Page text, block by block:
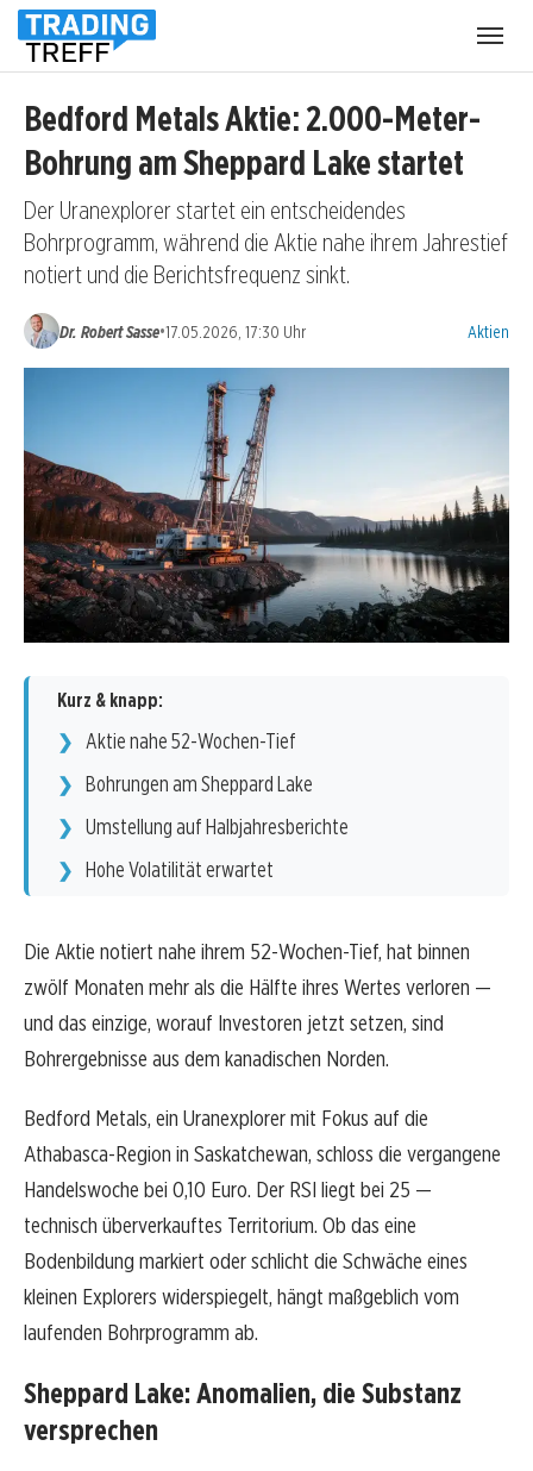
Bedford Metals Aktie: 2.000-Meter-
Bohrung am Sheppard Lake startet
Der Uranexplorer startet ein entscheidendes
Bohrprogramm, während die Aktie nahe ihrem Jahrestief
notiert und die Berichtsfrequenz sinkt.
Dr. Robert Sasse•17.05.2026, 17:30 Uhr Aktien
Kurz & knapp:
Aktie nahe 52-Wochen-Tief
Bohrungen am Sheppard Lake
Umstellung auf Halbjahresberichte
Hohe Volatilität erwartet
Die Aktie notiert nahe ihrem 52-Wochen-Tief, hat binnen
zwölf Monaten mehr als die Hälfte ihres Wertes verloren —
und das einzige, worauf Investoren jetzt setzen, sind
Bohrergebnisse aus dem kanadischen Norden.
Bedford Metals, ein Uranexplorer mit Fokus auf die
Athabasca-Region in Saskatchewan, schloss die vergangene
Handelswoche bei 0,10 Euro. Der RSI liegt bei 25 —
technisch überverkauftes Territorium. Ob das eine
Bodenbildung markiert oder schlicht die Schwäche eines
kleinen Explorers widerspiegelt, hängt maßgeblich vom
laufenden Bohrprogramm ab.
Sheppard Lake: Anomalien, die Substanz
versprechen